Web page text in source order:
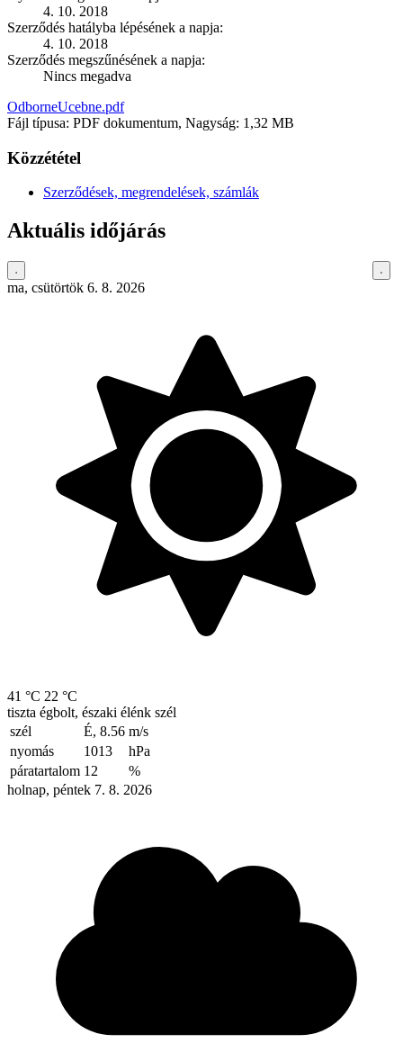
4. 10. 2018
Szerződés hatályba lépésének a napja:
4. 10. 2018
Szerződés megszűnésének a napja:
Nincs megadva
OdborneUcebne.pdf
Fájl típusa: PDF dokumentum, Nagyság: 1,32 MB
Közzététel
Szerződések, megrendelések, számlák
Aktuális időjárás
ma, csütörtök 6. 8. 2026
41 °C 22 °C
tiszta égbolt, északi élénk szél
szél
É, 8.56 m/s
nyomás
1013
hPa
páratartalom 12
%
holnap, péntek 7. 8. 2026